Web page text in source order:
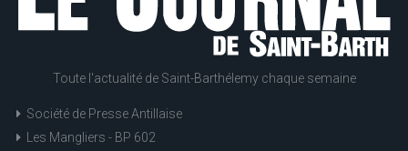
Toute l'actualité de Saint-Barthélemy chaque semaine
Société de Presse Antillaise
Les Mangliers - BP 602